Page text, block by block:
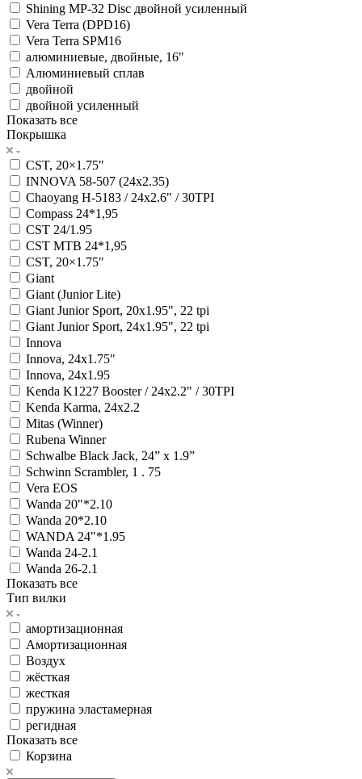
Shining MP-32 Disc двойной усиленный
Vera Terra (DPD16)
Vera Terra SPM16
алюминиевые, двойные, 16"
Алюминиевый сплав
двойной
двойной усиленный
Показать все
Покрышка
CST, 20×1.75″
INNOVA 58-507 (24x2.35)
Chaoyang H-5183 / 24x2.6" / 30TPI
Compass 24*1,95
CST 24/1.95
CST MTB 24*1,95
CST, 20×1.75″
Giant
Giant (Junior Lite)
Giant Junior Sport, 20x1.95", 22 tpi
Giant Junior Sport, 24x1.95", 22 tpi
Innova
Innova, 24x1.75"
Innova, 24x1.95
Kenda K1227 Booster / 24x2.2" / 30TPI
Kenda Karma, 24x2.2
Mitas (Winner)
Rubena Winner
Schwalbe Black Jack, 24” x 1.9”
Schwinn Scrambler, 1 . 75
Vera EOS
Wanda 20"*2.10
Wanda 20*2.10
WANDA 24"*1.95
Wanda 24-2.1
Wanda 26-2.1
Показать все
Тип вилки
амортизационная
Амортизационная
Воздух
жёсткая
жесткая
пружина эластамерная
регидная
Показать все
Корзина